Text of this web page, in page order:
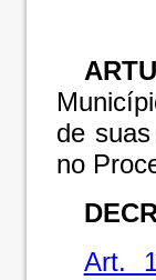
de
no
Art.